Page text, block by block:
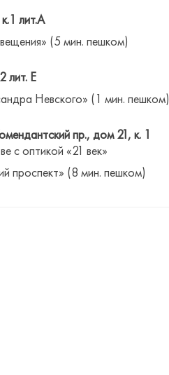
лит.А
(5 мин. пешком)
лит. Е
Невского» (1 мин. пешком)
пр., дом 21, к. 1
с оптикой «21 век»
проспект» (8 мин. пешком)